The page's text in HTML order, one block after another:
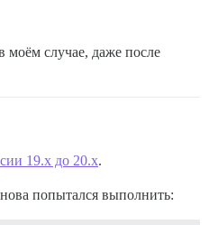
моём случае, даже после
19.x до 20.x.
попытался выполнить: